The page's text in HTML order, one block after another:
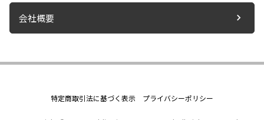
会社概要
特定商取引法に基づく表示 プライバシーポリシー